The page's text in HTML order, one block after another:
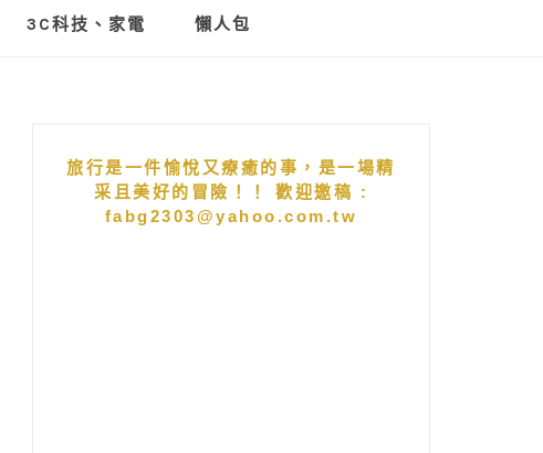
3C科技、家電 懶人包
旅行是一件愉悅又療癒的事，是一場精
采且美好的冒險！！ 歡迎邀稿 :
fabg2303@yahoo.com.tw